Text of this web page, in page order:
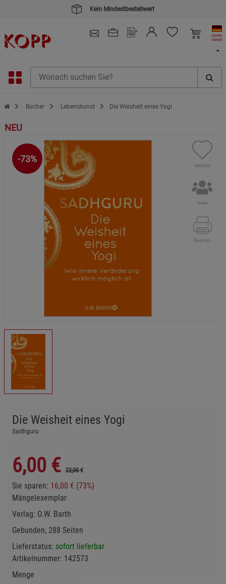
Kein Mindestbestellwert
Zur Startseite des Kopp Verlag Online-Shop
Bücher Lebenskunst Die Weisheit eines Yogi
NEU
-73%
Merken
Teilen
Drucken
Die Weisheit eines Yogi
Sadhguru
6,00 € 22,00 €
Sie sparen: 16,00 € (73%)
Mängelexemplar
Verlag: O.W. Barth
Gebunden, 288 Seiten
Lieferstatus: sofort lieferbar
Artikelnummer: 142573
Menge